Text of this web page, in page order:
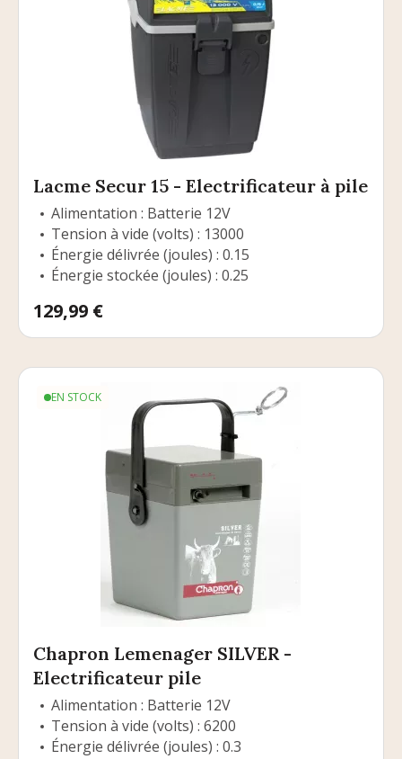
Lacme Secur 15 - Electrificateur à pile
Alimentation : Batterie 12V
Tension à vide (volts) : 13000
Énergie délivrée (joules) : 0.15
Énergie stockée (joules) : 0.25
Prix
129,99 €
EN STOCK
Chapron Lemenager SILVER -
Electrificateur pile
Alimentation : Batterie 12V
Tension à vide (volts) : 6200
Énergie délivrée (joules) : 0.3